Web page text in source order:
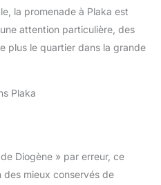
véritable bijou intemporel qui
confère charisme et élégance,
idéal pour se sentir comme une
Polyvalent pour Fêtes
Costumées, Séances Photo &
sur le thème antique ou les fêtes
à thème. Que vous recherchiez
une occasion spéciale, cet
ensemble vous garantit d'être le
centre de l'attention. Il constitue
la promenade à Plaka est
attention particulière, des
plus le quartier dans la grande
Plaka
Diogène » par erreur, ce
des mieux conservés de